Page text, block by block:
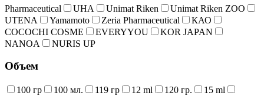
Pharmaceutical
UHA Unimat Riken
Unimat Riken ZOO
UTENA
Yamamoto Zeria Pharmaceutical
КАО
COCOCHI COSME
EVERYYOU
KOR JAPAN
NANOA
NURIS UP
Объем
100 гр 100 мл. 119 гр 12 ml 120 гр.
15 ml